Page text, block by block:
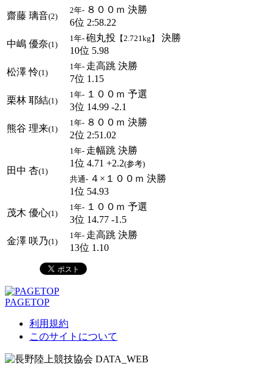
齋藤 璃音(2)
2年- ８００ｍ 決勝
6位 2:58.22
中嶋 優奈(1)
1年- 砲丸投 【2.721kg】
決勝
10位 5.98
松澤 怜(1)
1年- 走高跳 決勝
7位 1.15
栗林 耶結(1)
1年- １００ｍ 予選
3位 14.99 -2.1
熊谷 理来(1)
1年- ８００ｍ 決勝
2位 2:51.02
田中 杏(1)
1年- 走幅跳 決勝
1位 4.71 +2.2(参考)
共通- ４×１００ｍ 決勝
1位 54.93
茂木 優心(1)
1年- １００ｍ 予選
3位 14.77 -1.5
金澤 咲乃(1)
1年- 走高跳 決勝
13位 1.10
PAGETOP
利用規約
このサイトについて